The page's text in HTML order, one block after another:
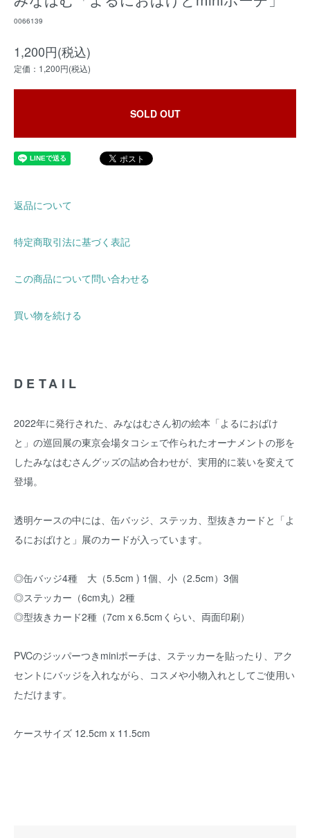
0066139
1,200円(税込)
定価：1,200円(税込)
SOLD OUT
返品について
特定商取引法に基づく表記
この商品について問い合わせる
買い物を続ける
DETAIL
2022年に発行された、みなはむさん初の絵本「よるにおばけ
と」の巡回展の東京会場タコシェで作られたオーナメントの形を
したみなはむさんグッズの詰め合わせが、実用的に装いを変えて
登場。
透明ケースの中には、缶バッジ、ステッカ、型抜きカードと「よ
るにおばけと」展のカードが入っています。
◎缶バッジ4種 大（5.5cm ) 1個、小（2.5cm）3個
◎ステッカー（6cm丸）2種
◎型抜きカード2種（7cm x 6.5cmくらい、両面印刷）
PVCのジッパーつきminiポーチは、ステッカーを貼ったり、アク
セントにバッジを入れながら、コスメや小物入れとしてご使用い
ただけます。
ケースサイズ 12.5cm x 11.5cm